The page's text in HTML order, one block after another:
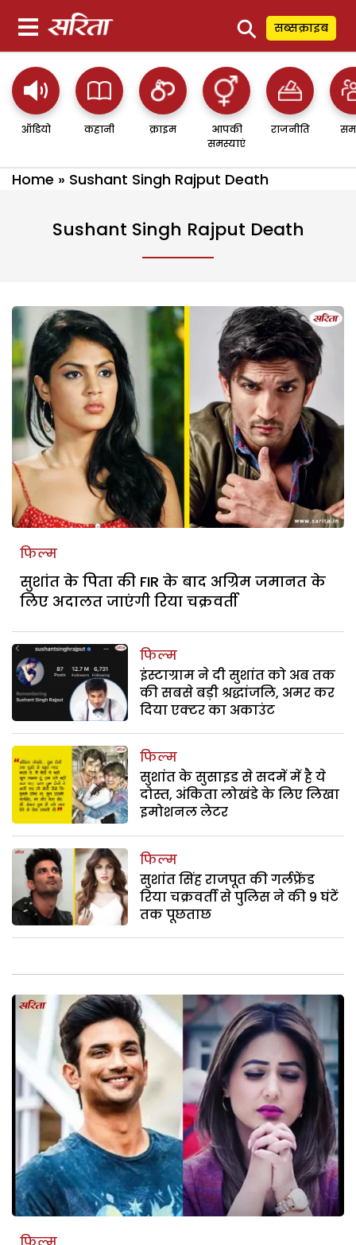
⚲ सब्सक्राइब
ऑडियो कहानी क्राइम
आपकी
समस्याएं
राजनीति
Home » Sushant Singh Rajput Death
Sushant Singh Rajput Death
फिल्म
सुशांत के पिता की FIR के बाद अग्रिम जमानत के
लिए अदालत जाएंगी रिया चक्रवर्ती
फिल्म
इंस्टाग्राम ने दी सुशांत को अब तक
की सबसे बड़ी श्रद्धांजलि, अमर कर
दिया एक्टर का अकाउंट
फिल्म
सुशांत के सुसाइड से सदमें में है ये
दोस्त, अंकिता लोखंडे के लिए लिखा
इमोशनल लेटर
फिल्म
सुशांत सिंह राजपूत की गर्लफ्रेंड
रिया चक्रवर्ती से पुलिस ने की 9 घंटें
तक पूछताछ